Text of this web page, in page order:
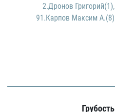
2.Дронов Григорий(1),
91.Карпов Максим А.(8)
Грубость